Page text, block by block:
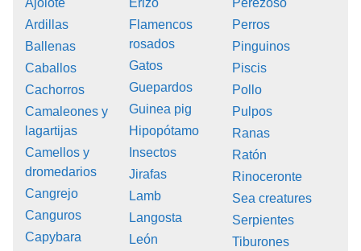
Ajolote
Ardillas
Ballenas
Caballos
Cachorros
Camaleones y
lagartijas
Camellos y
dromedarios
Cangrejo
Canguros
Capybara
Erizo
Flamencos
rosados
Gatos
Guepardos
Guinea pig
Hipopótamo
Insectos
Jirafas
Lamb
Langosta
León
Perezoso
Perros
Pinguinos
Piscis
Pollo
Pulpos
Ranas
Ratón
Rinoceronte
Sea creatures
Serpientes
Tiburones